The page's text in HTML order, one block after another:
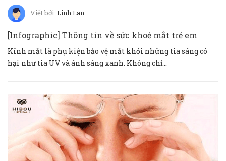
Viết bởi: Linh Lan
[Infographic] Thông tin về sức khoẻ mắt trẻ em
Kính mắt là phụ kiện bảo vệ mắt khỏi những tia sáng có
hại như tia UV và ánh sáng xanh. Không chỉ...